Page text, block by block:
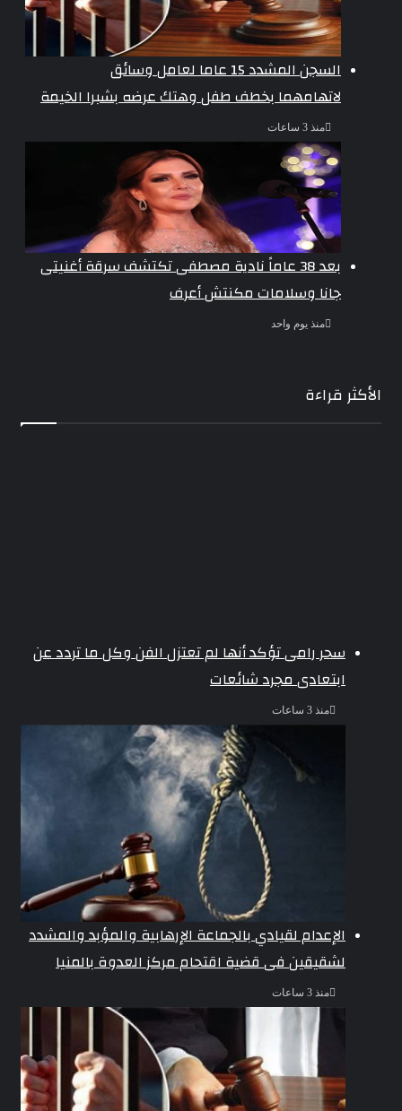
السجن المشدد 15 عاما لعامل وسائق
لاتهامهما بخطف طفل وهتك عرضه بشبرا الخيمة
منذ 3 ساعات
بعد 38 عاماً نادية مصطفى تكتشف سرقة أغنيتى
جانا وسلامات مكنتش أعرف
منذ يوم واحد
الأكثر قراءة
سحر رامى تؤكد أنها لم تعتزل الفن وكل ما تردد عن
ابتعادى مجرد شائعات
منذ 3 ساعات
الإعدام لقيادي بالجماعة الإرهابية والمؤبد والمشدد
لشقيقين فى قضية اقتحام مركز العدوة بالمنيا
منذ 3 ساعات